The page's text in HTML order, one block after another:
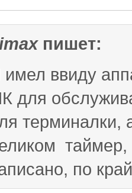
пишет:
ввиду
для
терминалки,
таймер,
по